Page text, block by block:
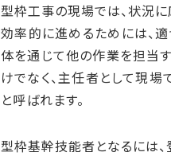
型枠工事の現場では、状況
効率的に進めるためには、
体を通じて他の作業を担当
けでなく、主任者として現
と呼ばれます。
型枠基幹技能者となるには